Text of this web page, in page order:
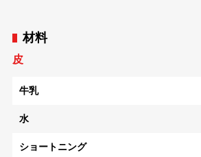
材料
皮
牛乳
水
ショートニング